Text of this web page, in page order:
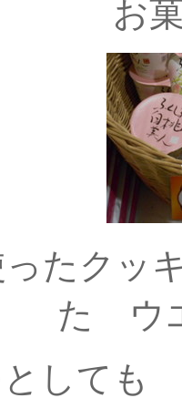
お
ったクッ
た ウ
としても